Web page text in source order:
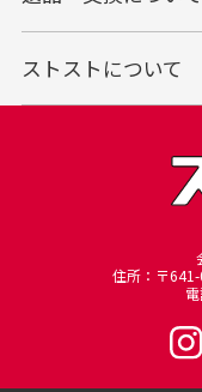
代金引換での
す。
商品代金＋送
律400円)＝合
までとさせてい
30万円を超える
※商品発送後一定
当店に返却され
別途手数料を頂
その際の手数料
い場合はキャン
ストストについて
住所：〒